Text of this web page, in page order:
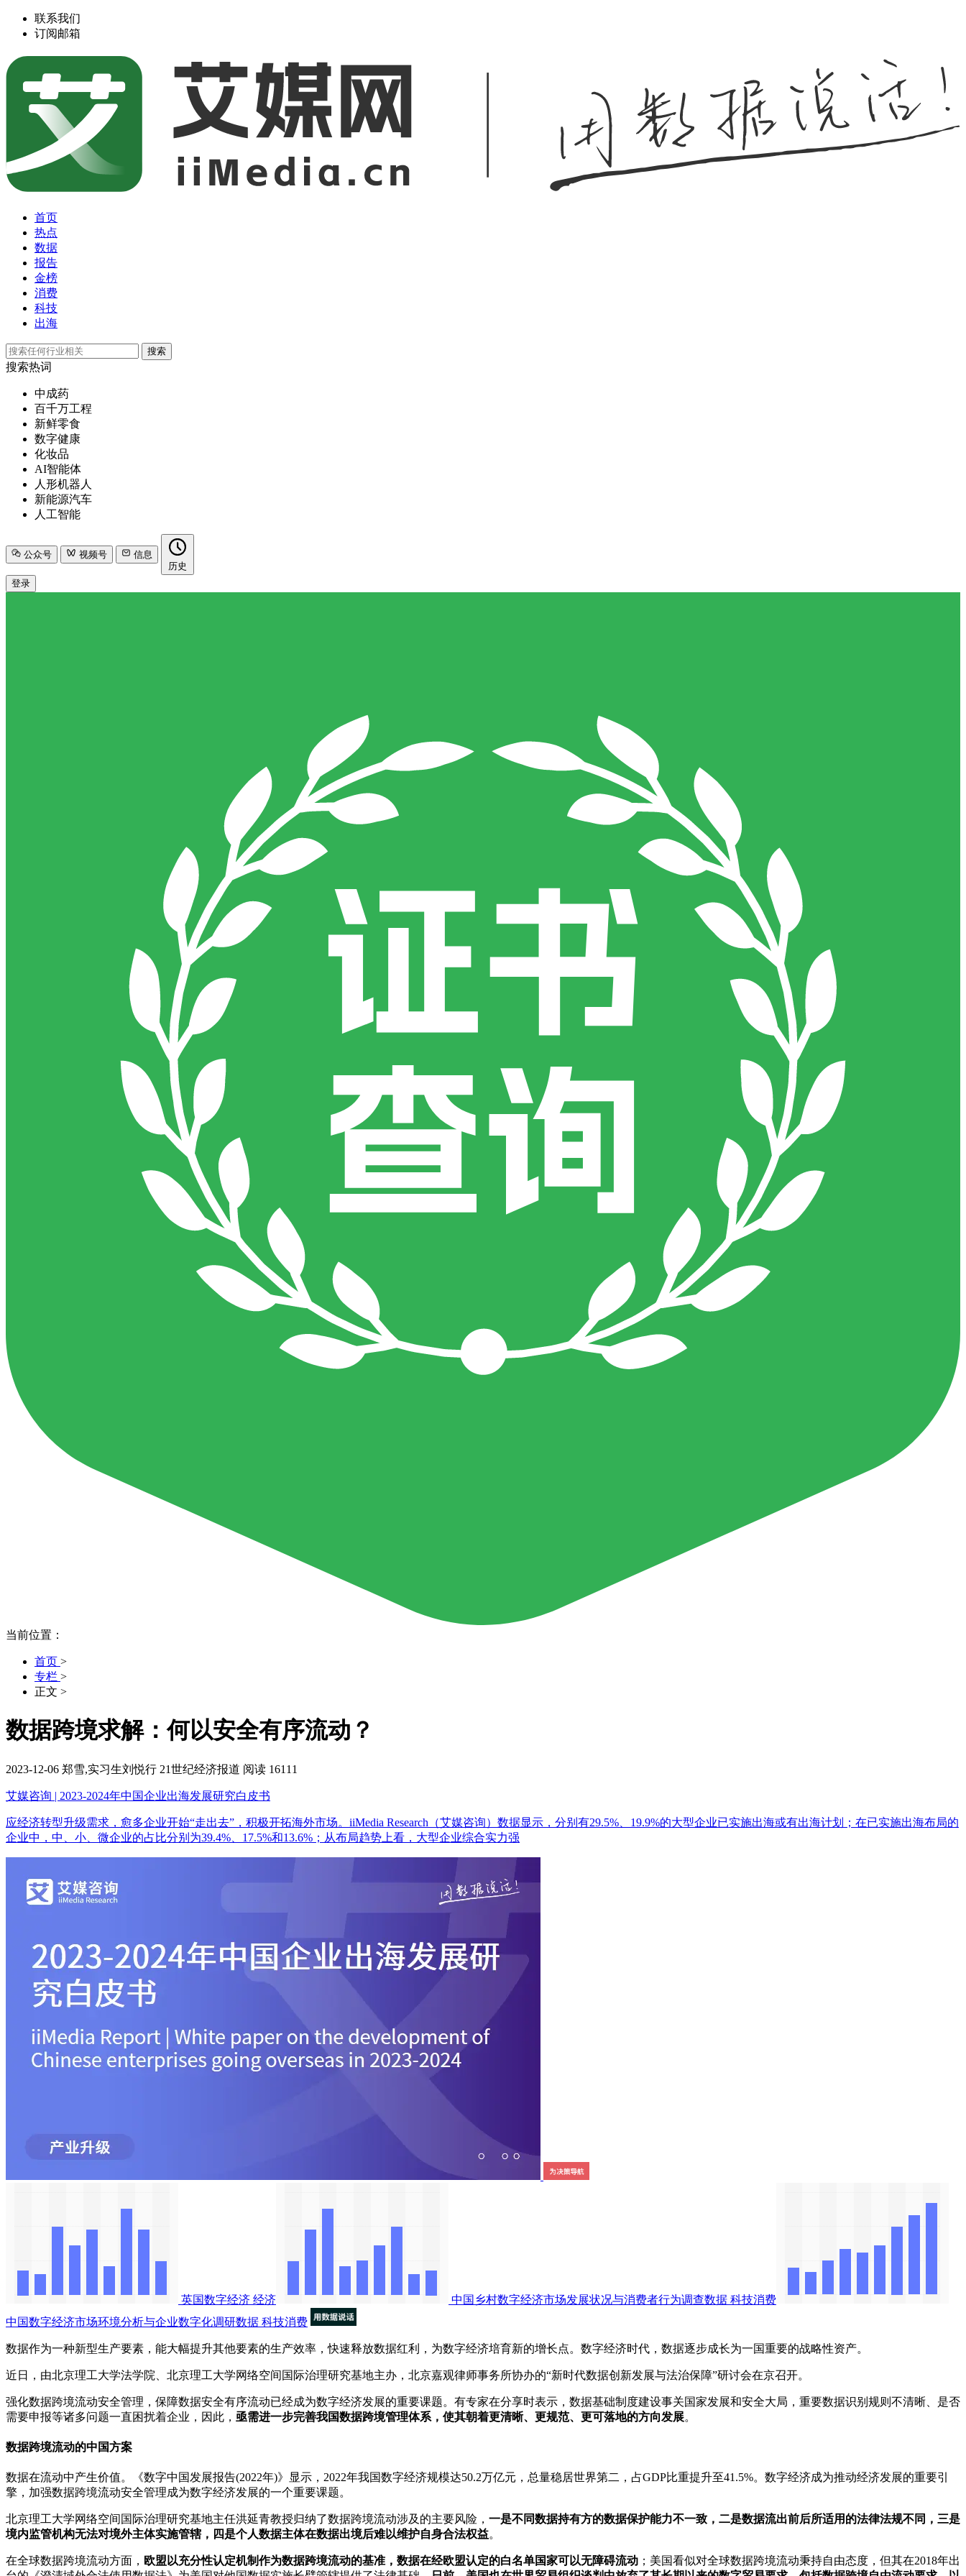
联系我们
订阅邮箱
首页
热点
数据
报告
金榜
消费
科技
出海
搜索
搜索热词
中成药
百千万工程
新鲜零食
数字健康
化妆品
AI智能体
人形机器人
新能源汽车
人工智能
公众号 视频号
信息
历史
登录
当前位置：
首页 >
专栏 >
正文 >
数据跨境求解：何以安全有序流动？
2023-12-06 郑雪,实习生刘悦行 21世纪经济报道 阅读 16111
艾媒咨询 | 2023-2024年中国企业出海发展研究白皮书
应经济转型升级需求，愈多企业开始“走出去”，积极开拓海外市场。iiMedia Research（艾媒咨询）数据显示，分别有29.5%、19.9%的大型企业已实施出海或有出海计划；在已实施出海布局的
企业中，中、小、微企业的占比分别为39.4%、17.5%和13.6%；从布局趋势上看，大型企业综合实力强
英国数字经济 经济 中国乡村数字经济市场发展状况与消费者行为调查数据 科技消费
中国数字经济市场环境分析与企业数字化调研数据 科技消费
数据作为一种新型生产要素，能大幅提升其他要素的生产效率，快速释放数据红利，为数字经济培育新的增长点。数字经济时代，数据逐步成长为一国重要的战略性资产。
近日，由北京理工大学法学院、北京理工大学网络空间国际治理研究基地主办，北京嘉观律师事务所协办的“新时代数据创新发展与法治保障”研讨会在京召开。
强化数据跨境流动安全管理，保障数据安全有序流动已经成为数字经济发展的重要课题。有专家在分享时表示，数据基础制度建设事关国家发展和安全大局，重要数据识别规则不清晰、是否
需要申报等诸多问题一直困扰着企业，因此， 亟需进一步完善我国数据跨境管理体系，使其朝着更清晰、更规范、更可落地的方向发展。
数据跨境流动的中国方案
数据在流动中产生价值。《数字中国发展报告(2022年)》显示，2022年我国数字经济规模达50.2万亿元，总量稳居世界第二，占GDP比重提升至41.5%。数字经济成为推动经济发展的重要引
擎，加强数据跨境流动安全管理成为数字经济发展的一个重要课题。
北京理工大学网络空间国际治理研究基地主任洪延青教授归纳了数据跨境流动涉及的主要风险， 一是不同数据持有方的数据保护能力不一致，二是数据流出前后所适用的法律法规不同，三是
境内监管机构无法对境外主体实施管辖，四是个人数据主体在数据出境后难以维护自身合法权益。
在全球数据跨境流动方面， 欧盟以充分性认定机制作为数据跨境流动的基准，数据在经欧盟认定的白名单国家可以无障碍流动 ；美国看似对全球数据跨境流动秉持自由态度，但其在2018年出